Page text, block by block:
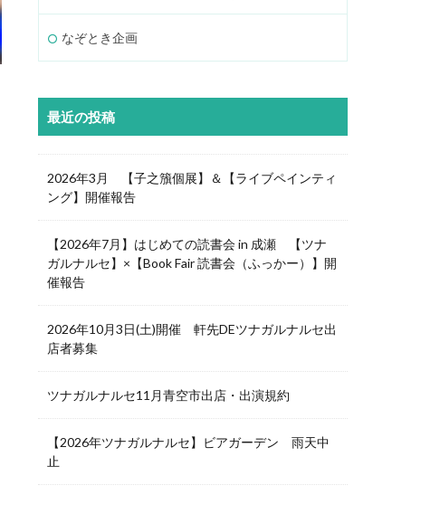
なぞとき企画
最近の投稿
2026年3月 【子之籏個展】＆【ライブペインティ
ング】開催報告
【2026年7月】はじめての読書会 in 成瀬 【ツナ
ガルナルセ】×【Book Fair 読書会（ふっかー）】開
催報告
2026年10月3日(土)開催 軒先DEツナガルナルセ出
店者募集
ツナガルナルセ11月青空市出店・出演規約
【2026年ツナガルナルセ】ビアガーデン 雨天中
止